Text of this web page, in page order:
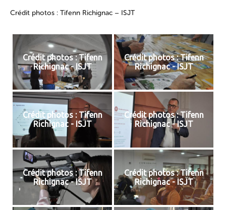
Crédit photos : Tifenn Richignac – ISJT
Crédit photos : Tifenn
Richignac - ISJT
Crédit photos : Tifenn
Richignac - ISJT
Crédit photos : Tifenn
Richignac - ISJT
Crédit photos : Tifenn
Richignac - ISJT
Crédit photos : Tifenn
Richignac - ISJT
Crédit photos : Tifenn
Richignac - ISJT